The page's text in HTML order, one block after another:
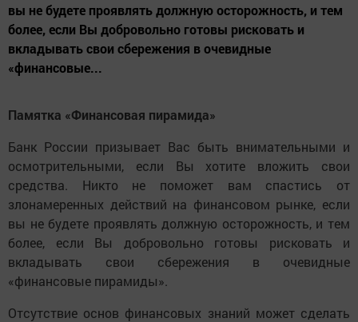
вы не будете проявлять должную осторожность, и тем
более, если Вы добровольно готовы рисковать и
вкладывать свои сбережения в очевидные
«финансовые...
Памятка «Финансовая пирамида»
Банк России призывает Вас быть внимательными и
осмотрительными, если Вы хотите вложить свои
средства. Никто не поможет вам спастись от
злонамеренных действий на финансовом рынке, если
вы не будете проявлять должную осторожность, и тем
более, если Вы добровольно готовы рисковать и
вкладывать свои сбережения в очевидные
«финансовые пирамиды».
Отсутствие основ финансовых знаний может сделать